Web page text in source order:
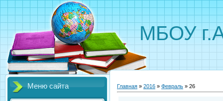
МБОУ
Меню сайта Главная » 2016 » Февраль » 26